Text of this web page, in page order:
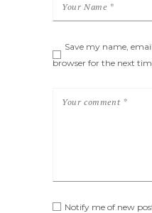
Save my name,
browser for the next
Notify me of new